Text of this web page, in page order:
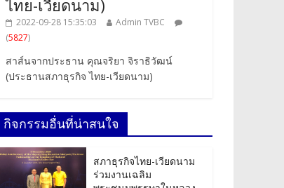
ไทย-เวียดนาม)
2022-09-28 15:35:03
Admin TVBC
(5827)
สาส์นจากประธาน คุณจริยา จิราธิวัฒน์
(ประธานสภาธุรกิจ ไทย-เวียดนาม)
กิจกรรมอื่นที่น่าสนใจ
สภาธุรกิจไทย-เวียดนาม
ร่วมงานเฉลิม